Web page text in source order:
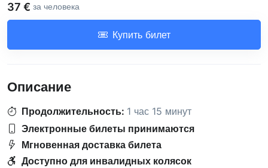
37 € за человека
Купить билет
Описание
Продолжительность: 1 час 15 минут
Электронные билеты принимаются
Мгновенная доставка билета
Доступно для инвалидных колясок